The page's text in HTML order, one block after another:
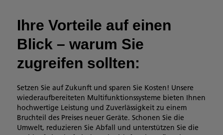
Ihre Vorteile auf einen
Blick – warum Sie
zugreifen sollten:
Setzen Sie auf Zukunft und sparen Sie Kosten! Unsere
wiederaufbereiteten Multifunktionssysteme bieten Ihnen
hochwertige Leistung und Zuverlässigkeit zu einem
Bruchteil des Preises neuer Geräte. Schonen Sie die
Umwelt, reduzieren Sie Abfall und unterstützen Sie die